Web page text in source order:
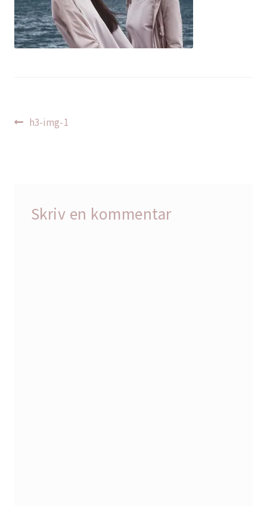
Indlægsnavigation
Forrige
h3-img-1
Skriv en kommentar